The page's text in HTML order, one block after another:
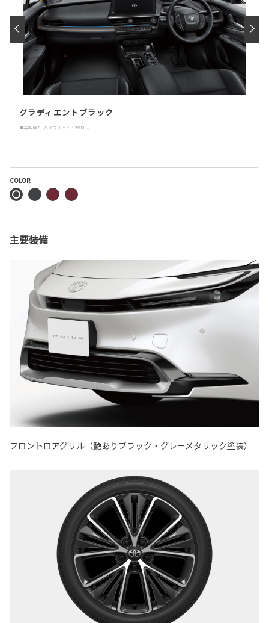
グラディエントブラック
■写真はZ（ハイブリッド・2WD）。
COLOR
主要装備
フロントロアグリル（艶ありブラック・グレーメタリック塗装）